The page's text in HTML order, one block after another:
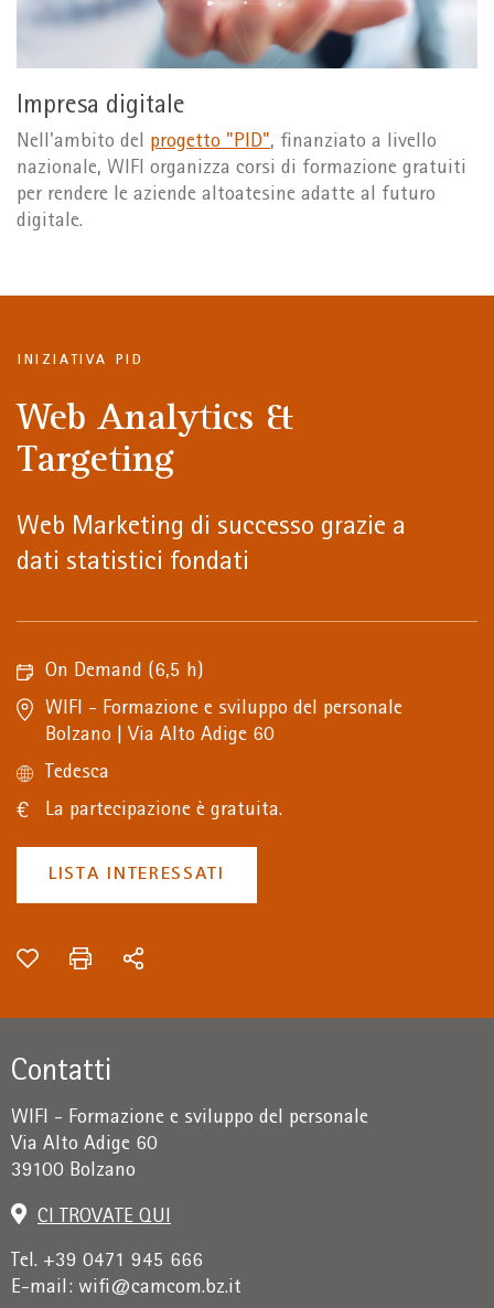
Impresa digitale
Nell'ambito del progetto "PID", finanziato a livello
nazionale, WIFI organizza corsi di formazione gratuiti
per rendere le aziende altoatesine adatte al futuro
digitale.
INIZIATIVA PID
Web Analytics &
Targeting
Web Marketing di successo grazie a
dati statistici fondati
On Demand (6,5 h)
WIFI - Formazione e sviluppo del personale
Bolzano | Via Alto Adige 60
Tedesca
La partecipazione è gratuita.
LISTA INTERESSATI
Contatti
WIFI - Formazione e sviluppo del personale
Via Alto Adige 60
39100 Bolzano
CI TROVATE QUI
Tel. +39 0471 945 666
E-mail: wifi@camcom.bz.it